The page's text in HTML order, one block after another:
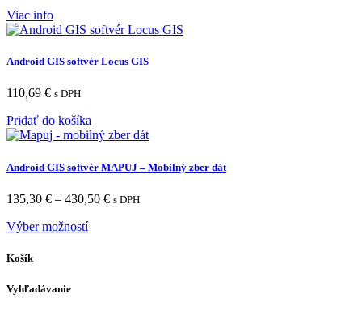
Viac info
Android GIS softvér Locus GIS
110,69 € s DPH
Pridať do košíka
Android GIS softvér MAPUJ – Mobilný zber dát
135,30 € – 430,50 € s DPH
Výber možností
Košík
Vyhľadávanie